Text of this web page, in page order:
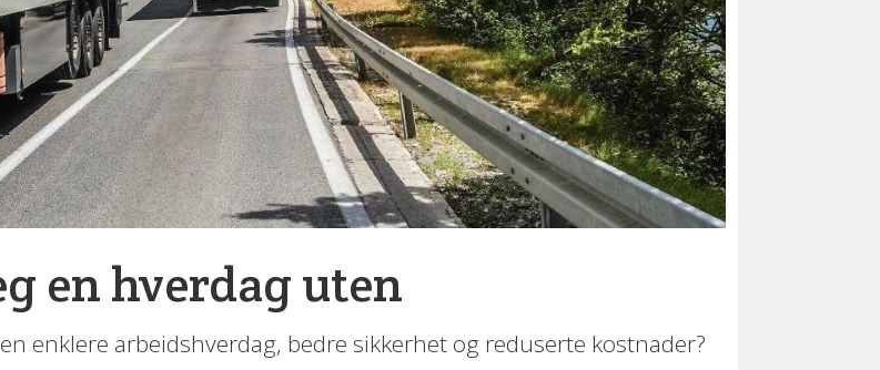
en hverdag uten
enklere arbeidshverdag, bedre sikkerhet og reduserte kostnader?